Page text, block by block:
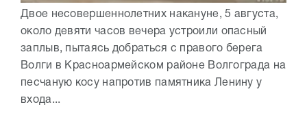
Двое несовершеннолетних накануне, 5 августа,
около девяти часов вечера устроили опасный
заплыв, пытаясь добраться с правого берега
Волги в Красноармейском районе Волгограда на
песчаную косу напротив памятника Ленину у
входа...